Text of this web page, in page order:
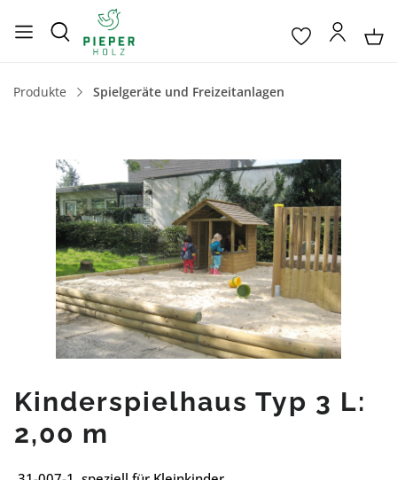
Produkte Spielgeräte und Freizeitanlagen
Bildergalerie überspringen
Kinderspielhaus Typ 3 L:
2,00 m